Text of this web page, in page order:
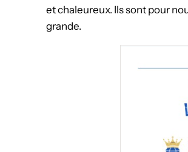
et chaleureux. Ils sont pour
grande.